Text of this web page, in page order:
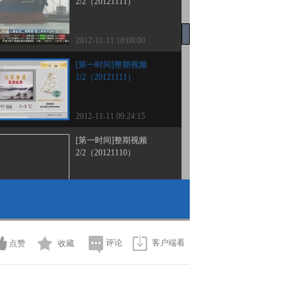
2012-11-11 10:08:00
[第一时间]整期视频
1/2（20121111）
2012-11-11 09:24:15
[第一时间]整期视频
2/2（20121110）
2012-11-09 09:40:06
点赞 收藏 评论 客户端看